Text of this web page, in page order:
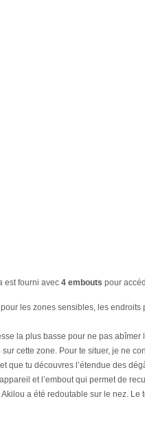
est fourni avec 4 embouts pour
les zones sensibles, les endroits
la plus basse pour ne pas abîmer
cette zone. Pour te situer, je ne
que tu découvres l’étendue des
et l’embout qui permet de
a été redoutable sur le nez.